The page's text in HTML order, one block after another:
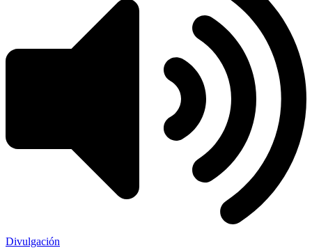
Divulgación